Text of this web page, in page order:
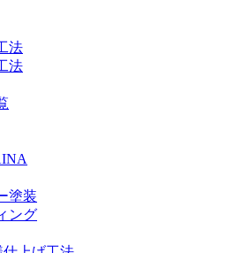
法
法
塗装
ング